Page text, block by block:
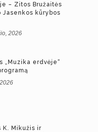
– Zitos Bružaitės
Jasenkos kūrybos
2026
„Muzika erdvėje“
K. Mikužis ir